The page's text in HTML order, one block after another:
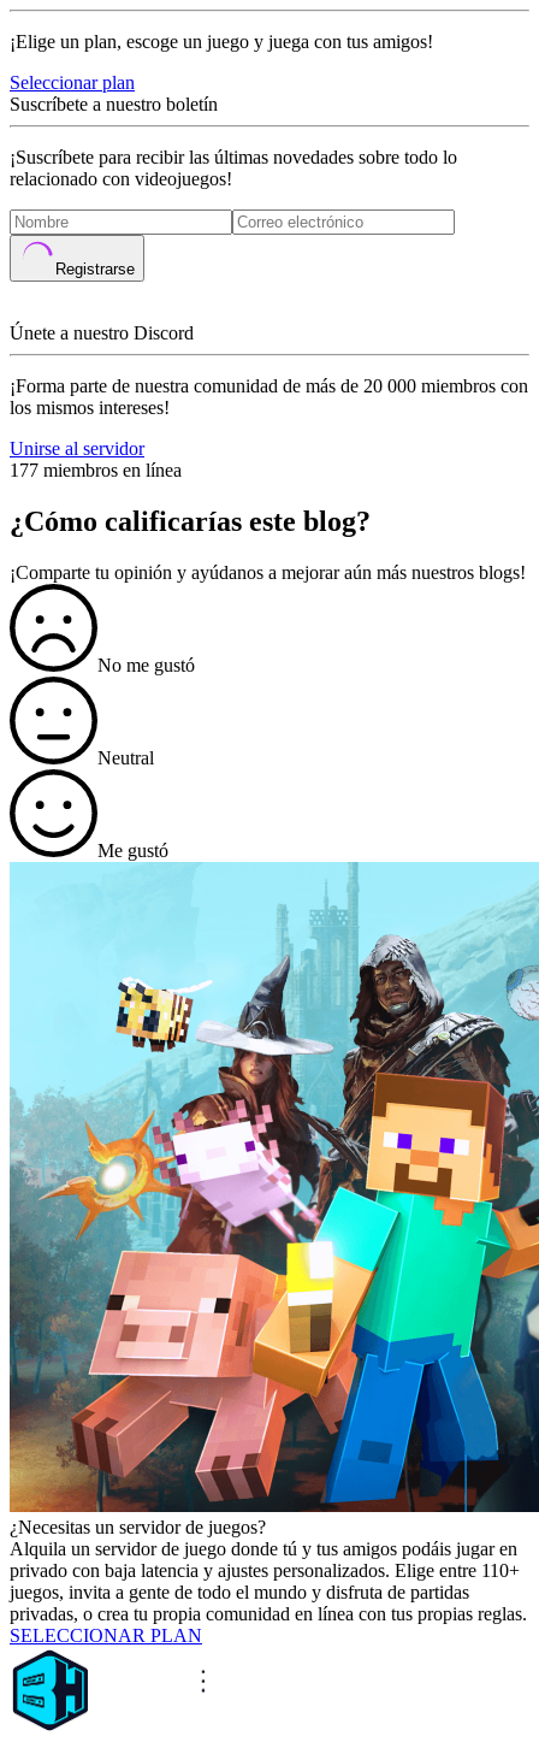
¡Elige un plan, escoge un juego y juega con tus amigos!
Seleccionar plan
Suscríbete a nuestro boletín
¡Suscríbete para recibir las últimas novedades sobre todo lo
relacionado con videojuegos!
Registrarse
Únete a nuestro Discord
¡Forma parte de nuestra comunidad de más de 20 000 miembros con
los mismos intereses!
Unirse al servidor
177 miembros en línea
¿Cómo calificarías este blog?
¡Comparte tu opinión y ayúdanos a mejorar aún más nuestros blogs!
No me gustó
Neutral
Me gustó
¿Necesitas un servidor de juegos?
Alquila un servidor de juego donde tú y tus amigos podáis jugar en
privado con baja latencia y ajustes personalizados. Elige entre 110+
juegos, invita a gente de todo el mundo y disfruta de partidas
privadas, o crea tu propia comunidad en línea con tus propias reglas.
SELECCIONAR PLAN